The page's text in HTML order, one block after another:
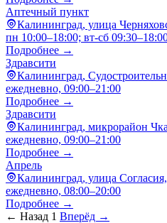
Аптечный пункт
Калининград, улица
пн 10:00–18:00; вт-сб
Подробнее →
Здравсити
Калининград,
ежедневно, 09:00–21:00
Подробнее →
Здравсити
Калининград, микрорайон
ежедневно, 09:00–21:00
Подробнее →
Апрель
Калининград, улица
ежедневно, 08:00–20:00
Подробнее →
← Назад 1 Вперёд →